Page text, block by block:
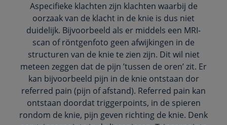
Aspecifieke klachten zijn klachten waarbij de
oorzaak van de klacht in de knie is dus niet
duidelijk. Bijvoorbeeld als er middels een MRI-
scan of röntgenfoto geen afwijkingen in de
structuren van de knie te zien zijn. Dit wil niet
meteen zeggen dat de pijn ’tussen de oren’ zit. Er
kan bijvoorbeeld pijn in de knie ontstaan dor
referred pain (pijn of afstand). Referred pain kan
ontstaan doordat triggerpoints, in de spieren
rondom de knie, pijn geven richting de knie. Denk